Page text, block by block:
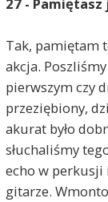
27 -
Tak, pamiętam
akcja.
pierwszym czy
przeziębiony,
akurat było
słuchaliśmy
echo w perkusji
gitarze.